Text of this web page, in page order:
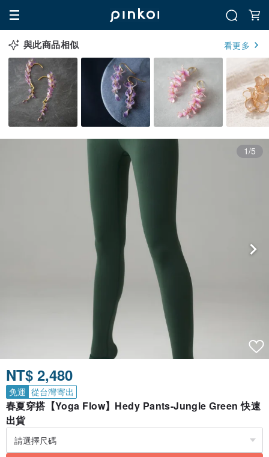
與此商品相似 看更多
1/5
NT$ 2,480
免運 從台灣寄出
春夏穿搭【Yoga Flow】Hedy Pants-Jungle Green 快速
出貨